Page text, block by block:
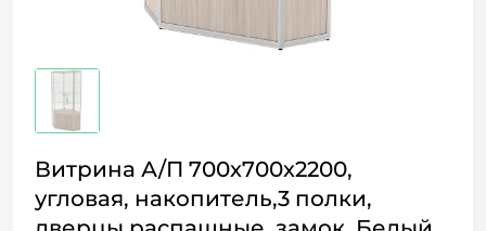
Витрина А/П 700х700х2200,
угловая, накопитель,3 полки,